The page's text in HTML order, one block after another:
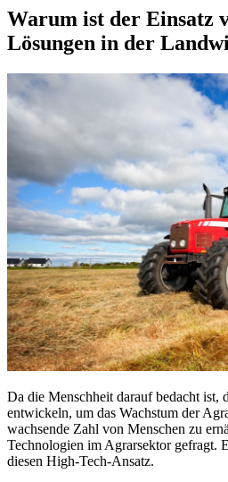
Warum ist der Einsatz
Lösungen in der
Da die Menschheit darauf bedacht ist,
entwickeln, um das Wachstum der
wachsende Zahl von Menschen zu
Technologien im Agrarsektor gefragt.
diesen High-Tech-Ansatz.